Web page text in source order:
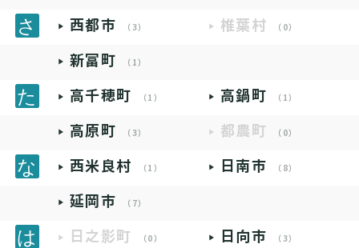
西都市 （3） 椎葉村 （0）
新富町 （1）
高千穂町 （1） 高鍋町 （1）
高原町 （3） 都農町 （0）
西米良村 （1） 日南市 （8）
延岡市 （7）
日之影町 （0） 日向市 （3）